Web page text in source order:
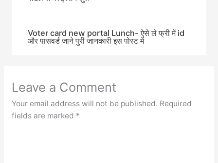
Voter card new portal Lunch- ऐसे ले फ्री में id
और पासवर्ड जाने पुरी जानकारी इस पोस्ट में
Leave a Comment
Your email address will not be published. Required
fields are marked *